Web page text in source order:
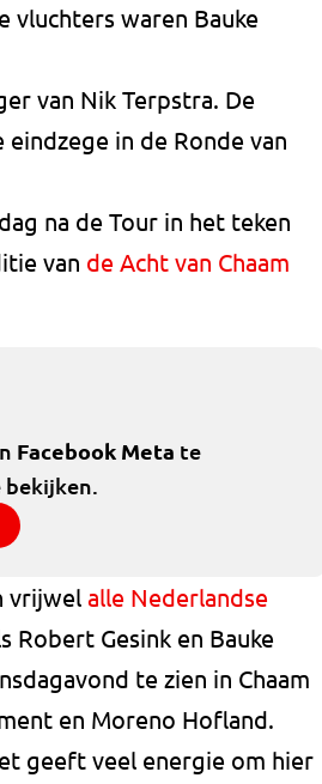
vluchters waren Bauke
van Nik Terpstra. De
in de Ronde van
na de Tour in het teken
van de Acht van Chaam
Facebook Meta te
bekijken.
vrijwelalle Nederlandse
Robert Gesink en Bauke
te zien in Chaam
en Moreno Hofland.
geeft veel energie om hier